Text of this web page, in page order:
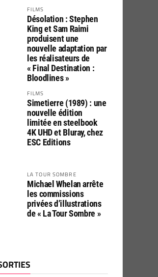
FILMS
Désolation : Stephen
King et Sam Raimi
produisent une
nouvelle adaptation par
les réalisateurs de
« Final Destination :
Bloodlines »
FILMS
Simetierre (1989) : une
nouvelle édition
limitée en steelbook
4K UHD et Bluray, chez
ESC Editions
LA TOUR SOMBRE
Michael Whelan arrête
les commissions
privées d’illustrations
de « La Tour Sombre »